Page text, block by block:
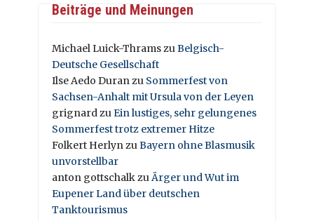
Beiträge und Meinungen
Michael Luick-ThramszuBelgisch-
Deutsche Gesellschaft
Ilse Aedo Duranzu Sommerfest von
Sachsen-Anhalt mit Ursula von der Leyen
grignardzuEin lustiges, sehr gelungenes
Sommerfest trotz extremer Hitze
Folkert HerlynzuBayern ohne Blasmusik
unvorstellbar
anton gottschalkzuÄrger und Wut im
Eupener Land über deutschen
Tanktourismus